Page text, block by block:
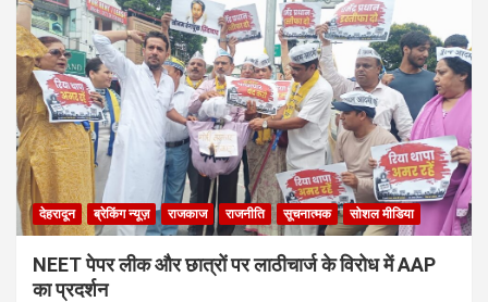
देहरादून ब्रेकिंग न्यूज़ राजकाज राजनीति सूचनात्मक सोशल मीडिया
NEET पेपर लीक और छात्रों पर लाठीचार्ज के विरोध में AAP
का प्रदर्शन